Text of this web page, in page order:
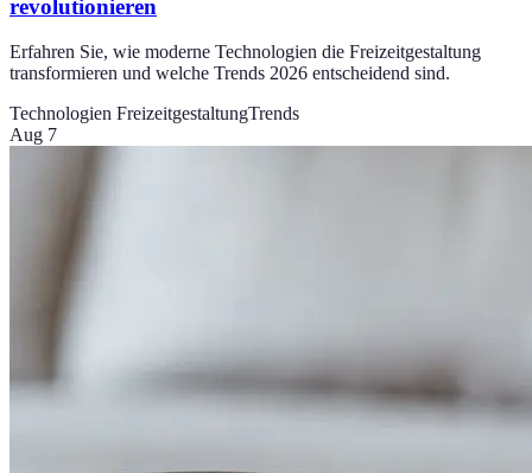
revolutionieren
Erfahren Sie, wie moderne Technologien die Freizeitgestaltung
transformieren und welche Trends 2026 entscheidend sind.
Technologien FreizeitgestaltungTrends
Aug 7